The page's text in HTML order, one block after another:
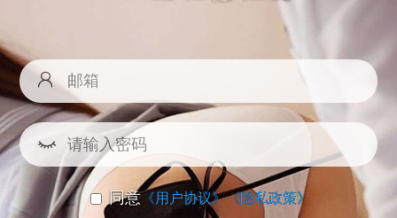
同意《用户协议》《隐私政策》